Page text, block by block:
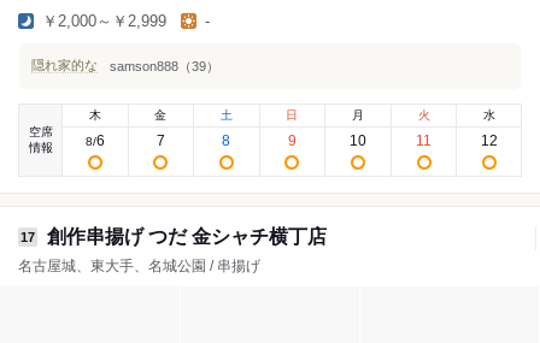
￥2,000～￥2,999 -
隠れ家的な samson888（39）
空席
情報
木
8/6
金
7
土
8
日
9
月
10
火
11
水
12
17 創作串揚げ つだ 金シャチ横丁店
名古屋城、東大手、名城公園 / 串揚げ